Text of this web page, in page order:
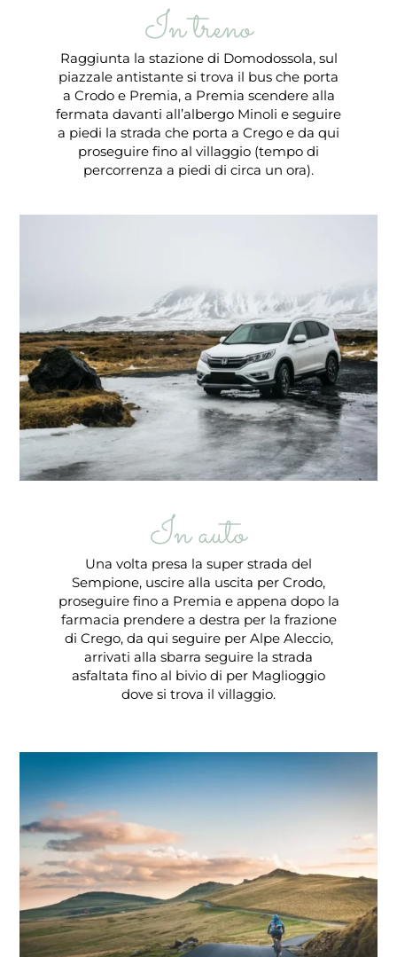
In treno
Raggiunta la stazione di Domodossola, sul
piazzale antistante si trova il bus che porta
a Crodo e Premia, a Premia scendere alla
fermata davanti all’albergo Minoli e seguire
a piedi la strada che porta a Crego e da qui
proseguire fino al villaggio (tempo di
percorrenza a piedi di circa un ora).
In auto
Una volta presa la super strada del
Sempione, uscire alla uscita per Crodo,
proseguire fino a Premia e appena dopo la
farmacia prendere a destra per la frazione
di Crego, da qui seguire per Alpe Aleccio,
arrivati alla sbarra seguire la strada
asfaltata fino al bivio di per Maglioggio
dove si trova il villaggio.